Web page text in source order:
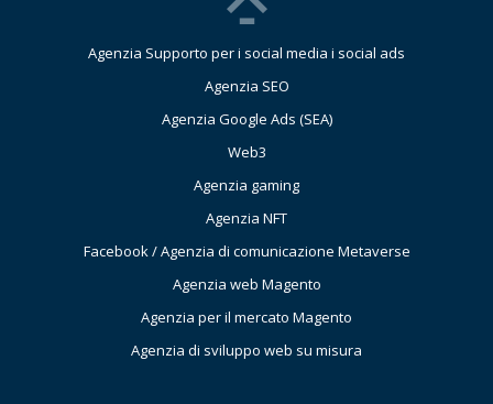
Agenzia Supporto per i social media i social ads
Agenzia SEO
Agenzia Google Ads (SEA)
Web3
Agenzia gaming
Agenzia NFT
Facebook / Agenzia di comunicazione Metaverse
Agenzia web Magento
Agenzia per il mercato Magento
Agenzia di sviluppo web su misura